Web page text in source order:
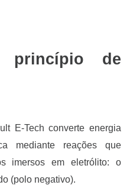
princípio de
E-Tech converte energia
mediante reações que
imersos em eletrólito: o
(polo negativo).